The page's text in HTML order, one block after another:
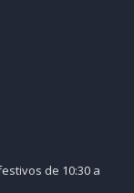
de 10:30 a